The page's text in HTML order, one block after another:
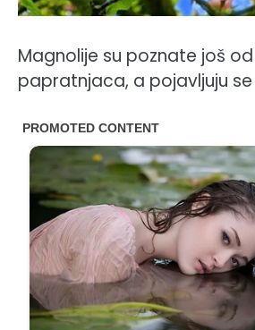
Magnolije su poznate još
papratnjaca, a pojavljuju